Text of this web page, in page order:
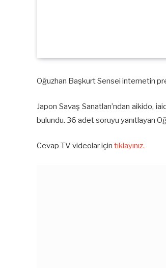
Oğuzhan Başkurt Sensei internetin
Japon Savaş Sanatları’ndan aikido,
bulundu. 36 adet soruyu yanıtlayan
Cevap TV videolar için tıklayınız.